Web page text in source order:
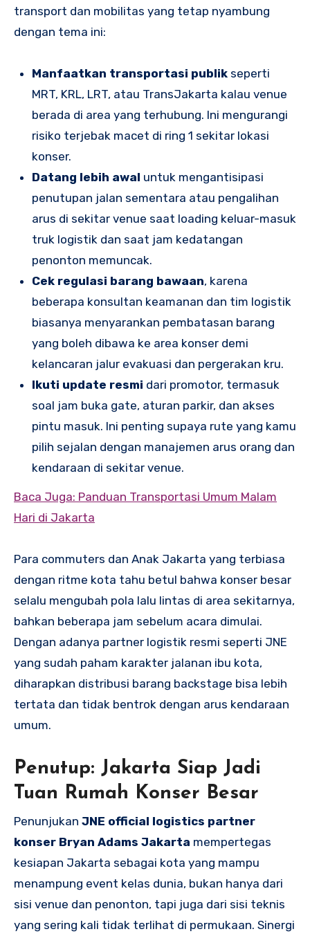
transport dan mobilitas yang tetap nyambung
dengan tema ini:
Manfaatkan transportasi publikseperti
MRT, KRL, LRT, atau TransJakarta kalau venue
berada di area yang terhubung. Ini mengurangi
risiko terjebak macet di ring 1 sekitar lokasi
konser.
Datang lebih awal untuk mengantisipasi
penutupan jalan sementara atau pengalihan
arus di sekitar venue saat loading keluar-masuk
truk logistik dan saat jam kedatangan
penonton memuncak.
Cek regulasi barang bawaan, karena
beberapa konsultan keamanan dan tim logistik
biasanya menyarankan pembatasan barang
yang boleh dibawa ke area konser demi
kelancaran jalur evakuasi dan pergerakan kru.
Ikuti update resmi dari promotor, termasuk
soal jam buka gate, aturan parkir, dan akses
pintu masuk. Ini penting supaya rute yang kamu
pilih sejalan dengan manajemen arus orang dan
kendaraan di sekitar venue.
Baca Juga: Panduan Transportasi Umum Malam
Hari di Jakarta
Para commuters dan Anak Jakarta yang terbiasa
dengan ritme kota tahu betul bahwa konser besar
selalu mengubah pola lalu lintas di area sekitarnya,
bahkan beberapa jam sebelum acara dimulai.
Dengan adanya partner logistik resmi seperti JNE
yang sudah paham karakter jalanan ibu kota,
diharapkan distribusi barang backstage bisa lebih
tertata dan tidak bentrok dengan arus kendaraan
umum.
Penutup: Jakarta Siap Jadi
Tuan Rumah Konser Besar
Penunjukan JNE official logistics partner
konser Bryan Adams Jakarta mempertegas
kesiapan Jakarta sebagai kota yang mampu
menampung event kelas dunia, bukan hanya dari
sisi venue dan penonton, tapi juga dari sisi teknis
yang sering kali tidak terlihat di permukaan. Sinergi